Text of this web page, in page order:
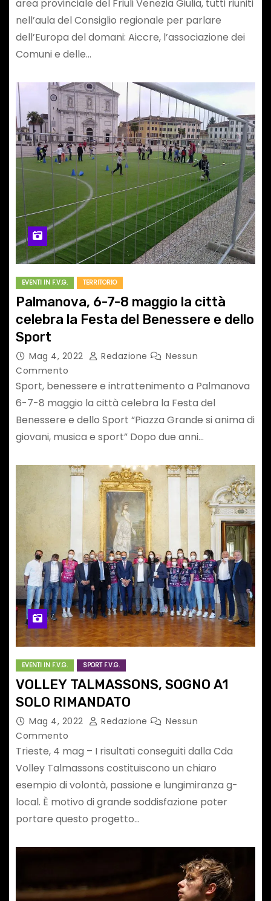
area provinciale del Friuli Venezia Giulia, tutti riuniti
nell’aula del Consiglio regionale per parlare
dell’Europa del domani: Aiccre, l’associazione dei
Comuni e delle…
EVENTI IN F.V.G. TERRITORIO
Palmanova, 6-7-8 maggio la città
celebra la Festa del Benessere e dello
Sport
Mag 4, 2022 Redazione
Nessun
Commento
Sport, benessere e intrattenimento a Palmanova
6-7-8 maggio la città celebra la Festa del
Benessere e dello Sport “Piazza Grande si anima di
giovani, musica e sport” Dopo due anni…
EVENTI IN F.V.G. SPORT F.V.G.
VOLLEY TALMASSONS, SOGNO A1
SOLO RIMANDATO
Mag 4, 2022 Redazione
Nessun
Commento
Trieste, 4 mag – I risultati conseguiti dalla Cda
Volley Talmassons costituiscono un chiaro
esempio di volontà, passione e lungimiranza g-
local. È motivo di grande soddisfazione poter
portare questo progetto…